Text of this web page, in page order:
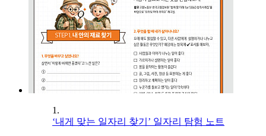
1.
‘내게 맞는 일자리 찾기’ 일자리 탐험 노트